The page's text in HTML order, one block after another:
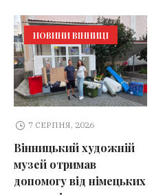
НОВИНИ ВІННИЦІ
7 СЕРПНЯ, 2026
Вінницький художній
музей отримав
допомогу від німецьких